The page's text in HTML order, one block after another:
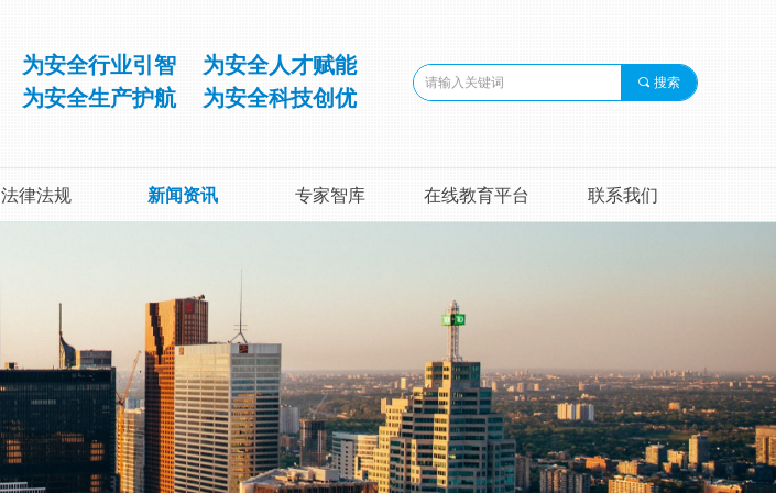
为安全行业引智 为安全人才赋能
为安全生产护航 为安全科技创优
끠 搜索
法律法规 新闻资讯 专家智库 在线教育平台 联系我们